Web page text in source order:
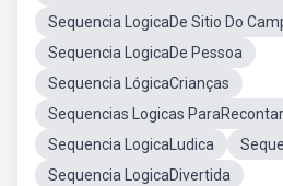
Sequencia LogicaDe Sitio Do
Sequencia LogicaDe Pessoa
Sequencia LógicaCrianças
Sequencias Logicas
Sequencia LogicaLudica
Sequencia LogicaDivertida